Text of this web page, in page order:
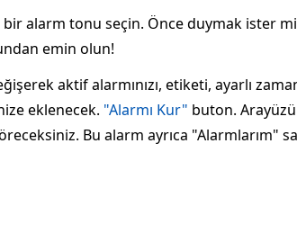
alarm tonu seçin. Önce duymak ister
emin olun!
aktif alarmınızı, etiketi, ayarlı
eklenecek. "Alarmı Kur" buton.
Bu alarm ayrıca "Alarmlarım"